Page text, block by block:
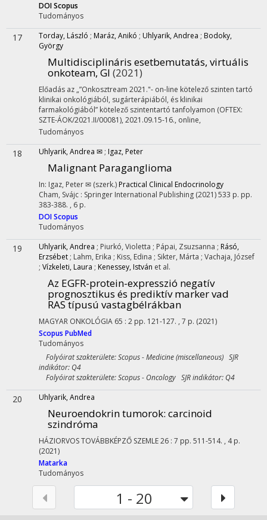
DOIScopus
Tudományos
17 Torday, László ; Maráz, Anikó ; Uhlyarik, Andrea ; Bodoky,
György
Multidisciplináris esetbemutatás, virtuális
onkoteam, GI (2021)
Előadás az „”Onkosztream 2021."- on-line kötelező szinten tartó
klinikai onkológiából, sugárterápiából, és klinikai
farmakológiából” kötelező szintentartó tanfolyamon (OFTEX:
SZTE-ÁOK/2021.II/00081), 2021.09.15-16., online,
Tudományos
18 Uhlyarik, Andrea ✉ ; Igaz, Peter
Malignant Paraganglioma
In: Igaz, Peter ✉ (szerk.) Practical Clinical Endocrinology
Cham, Svájc : Springer International Publishing (2021)533 p. pp.
383-388. , 6 p.
DOIScopus
Tudományos
19 Uhlyarik, Andrea ; Piurkó, Violetta ; Pápai, Zsuzsanna ; Rásó,
Erzsébet ; Lahm, Erika ; Kiss, Edina ; Sikter, Márta ; Vachaja, József
; Vízkeleti, Laura ; Kenessey, István et al.
Az EGFR-protein-expresszió negatív
prognosztikus és prediktív marker vad
RAS típusú vastagbélrákban
MAGYAR ONKOLÓGIA 65 : 2 pp. 121-127. , 7 p. (2021)
Scopus PubMed
Tudományos
Folyóirat szakterülete: Scopus - Medicine (miscellaneous) SJR
indikátor: Q4
Folyóirat szakterülete: Scopus - Oncology SJR indikátor: Q4
20 Uhlyarik, Andrea
Neuroendokrin tumorok: carcinoid
szindróma
HÁZIORVOS TOVÁBBKÉPZŐ SZEMLE26 : 7 pp. 511-514. , 4 p.
(2021)
Matarka
Tudományos
1 - 20